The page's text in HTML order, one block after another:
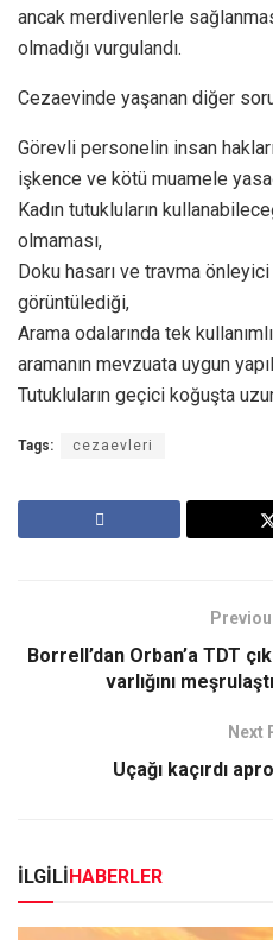
ancak merdivenlerle
olmadığı vurgulandı.
Cezaevinde yaşanan diğer
Görevli personelin insan
işkence ve kötü muamele
Kadın tutukluların
olmaması,
Doku hasarı ve travma
görüntülediği,
Arama odalarında tek
aramanın mevzuata uygun
Tutukluların geçici koğuşta
Tags: cezaevleri
Borrell’dan Orban’a TDT
varlığını
Next
Uçağı kaçırdı
İLGİLİHABERLER